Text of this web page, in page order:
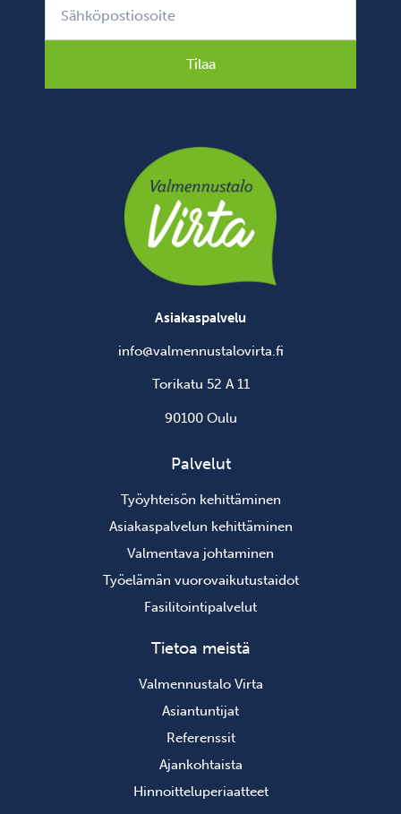
Tilaa
Asiakaspalvelu
info@valmennustalovirta.fi
Torikatu 52 A 11
90100 Oulu
Palvelut
Työyhteisön kehittäminen
Asiakaspalvelun kehittäminen
Valmentava johtaminen
Työelämän vuorovaikutustaidot
Fasilitointipalvelut
Tietoa meistä
Valmennustalo Virta
Asiantuntijat
Referenssit
Ajankohtaista
Hinnoitteluperiaatteet